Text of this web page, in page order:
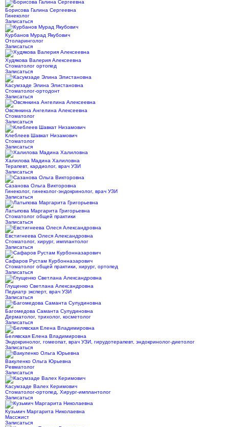
Борисова Галина Сергеевна
Гинеколог
Записаться
Курбанов Мурад Якубович
Отоларинголог
Записаться
Худякова Валерия Алексеевна
Cтоматолог ортопед
Записаться
Касумзаде Элина Элистановна
Стоматолог-ортодонт
Записаться
Овсянкина Ангелина Алексеевна
Стоматолог
Записаться
Клеблеев Шавкат Низамович
Стоматолог
Записаться
Халилова Мадина Халиловна
Терапевт, кардиолог, врач УЗИ
Записаться
Сазанова Ольга Викторовна
Гинеколог, гинеколог-эндокринолог, врач УЗИ
Записаться
Латыпова Маргарита Григорьевна
Стоматолог общей практики
Записаться
Евстигнеева Олеся Александровна
Стоматолог, хирург, имплантолог
Записаться
Сафаров Рустам Курбонназарович
Стоматолог общей практики, хирург, ортопед
Записаться
Глущенко Светлана Александровна
Педиатр эксперт, врач УЗИ
Записаться
Багомедова Саманта Сулудиновна
Дерматолог, трихолог, косметолог
Записаться
Белявская Елена Владимировна
Эндокринолог, гомеопат, врач УЗИ, гирудотерапевт, эндокринолог-диетолог
Записаться
Вакуленко Ольга Юрьевна
Ревматолог
Записаться
Касумзаде Валех Керимович
Стоматолог-ортопед, Хирург-имплантолог
Записаться
Кузьмич Маргарита Николаевна
Массжист
Записаться